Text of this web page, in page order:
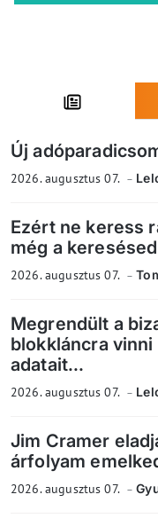
Új
2026. augusztus 07.
Ezért ne keress
még a
2026. augusztus 07.
Megrendült a
blokkláncra
adatait...
2026. augusztus 07.
Jim Cramer
árfolyam
2026. augusztus 07.